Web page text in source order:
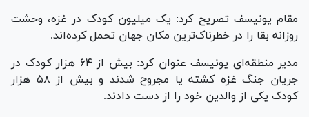
مقام یونیسف تصریح کرد: یک میلیون کودک در غزه، وحشت
روزانه بقا را در خطرناک‌ترین مکان جهان تحمل کرده‌اند.
مدیر منطقه‌ای یونیسف عنوان کرد: بیش از ۶۴ هزار کودک در
جریان جنگ غزه کشته یا مجروح شدند و بیش از ۵۸ هزار
کودک یکی از والدین خود را از دست دادند.